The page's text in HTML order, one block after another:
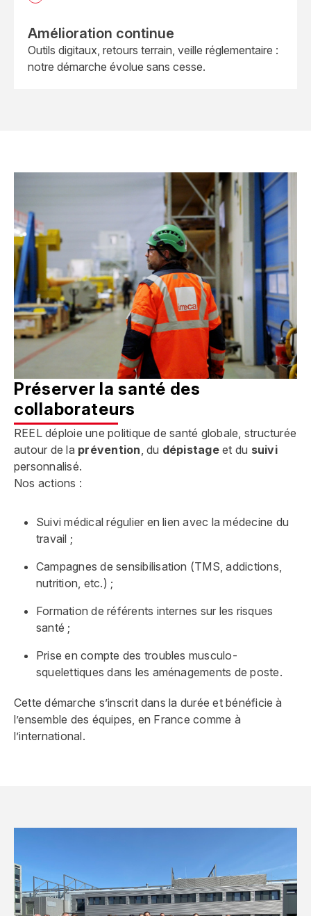
Amélioration continue
Outils digitaux, retours terrain, veille réglementaire :
notre démarche évolue sans cesse.
Préserver la santé des
collaborateurs
REEL déploie une politique de santé globale, structurée
autour de la prévention, du dépistageet du suivi
personnalisé.
Nos actions :
Suivi médical régulier en lien avec la médecine du
travail ;
Campagnes de sensibilisation (TMS, addictions,
nutrition, etc.) ;
Formation de référents internes sur les risques
santé ;
Prise en compte des troubles musculo-
squelettiques dans les aménagements de poste.
Cette démarche s’inscrit dans la durée et bénéficie à
l’ensemble des équipes, en France comme à
l’international.